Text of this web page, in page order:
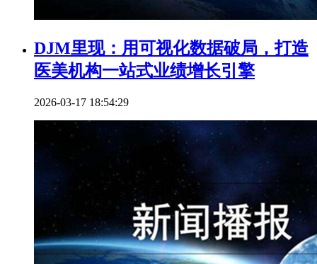
DJM里现：用可视化数据破局，打造
医美机构一站式业绩增长引擎
2026-03-17 18:54:29